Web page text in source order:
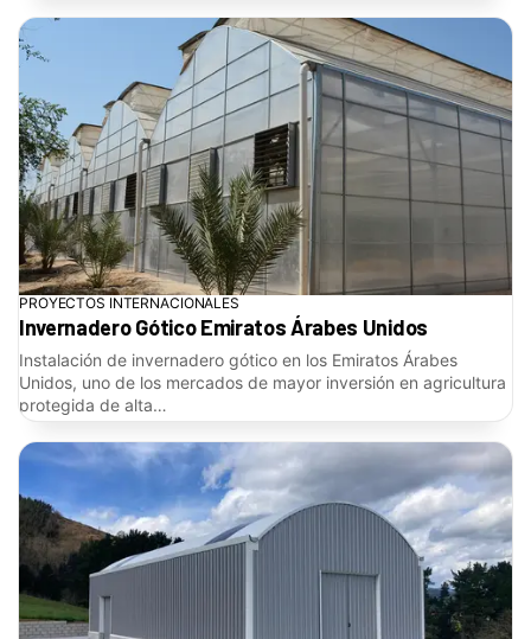
PROYECTOS INTERNACIONALES
Invernadero Gótico Emiratos Árabes Unidos
Instalación de invernadero gótico en los Emiratos Árabes
Unidos, uno de los mercados de mayor inversión en agricultura
protegida de alta…